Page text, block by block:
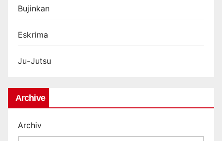
Bujinkan
Eskrima
Ju-Jutsu
Archive
Archiv